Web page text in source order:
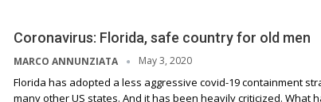
Coronavirus: Florida, safe country for old men
MARCO ANNUNZIATA May 3, 2020
Florida has adopted a less aggressive covid-19 containment
many other US states. And it has been heavily criticized. What